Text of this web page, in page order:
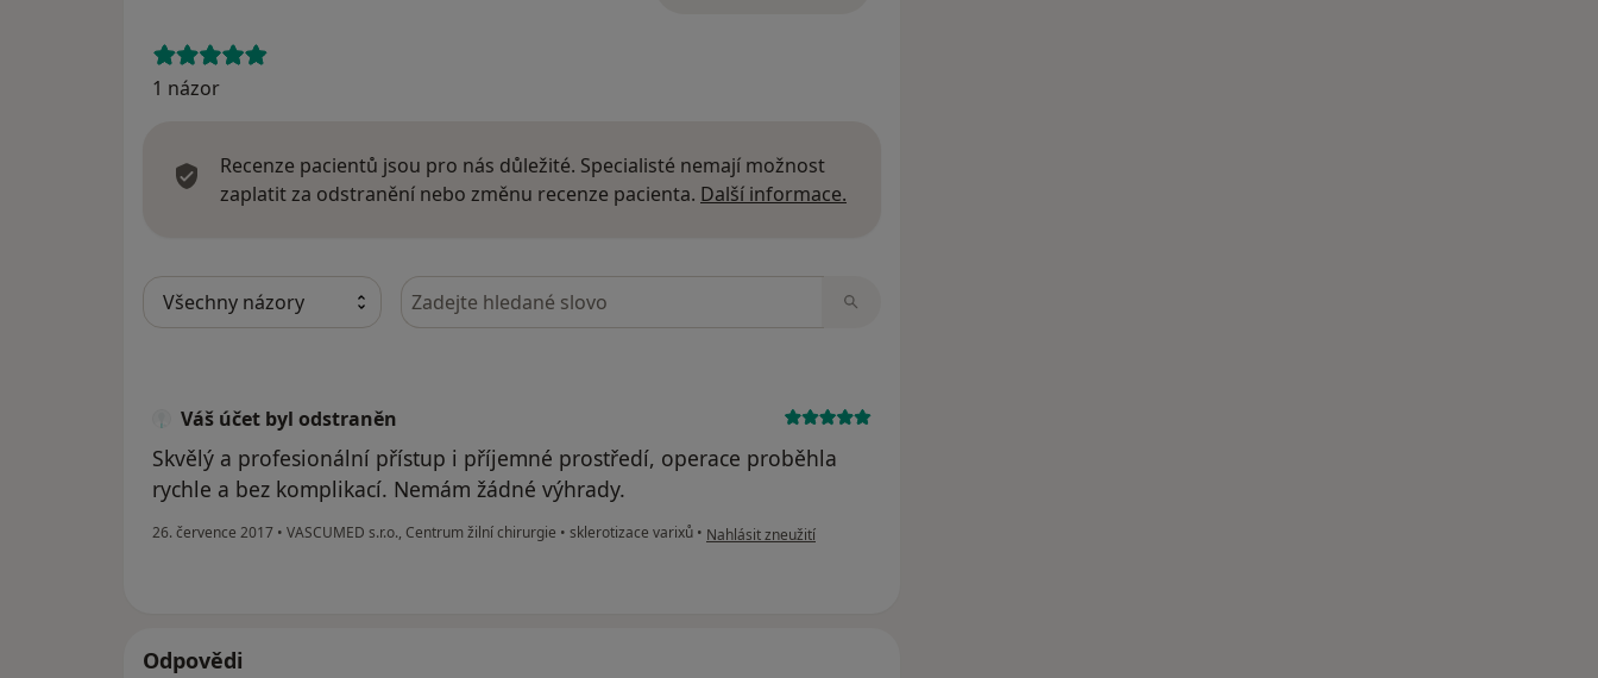
1 názor
Recenze pacientů jsou pro nás důležité. Specialisté nemají možnost
zaplatit za odstranění nebo změnu recenze pacienta. Další informace.
Hledejte v názorech
Váš účet byl odstraněn
Skvělý a profesionální přístup i příjemné prostředí, operace proběhla
rychle a bez komplikací. Nemám žádné výhrady.
26. července 2017 • VASCUMED s.r.o., Centrum žilní chirurgie • sklerotizace varixů • podle názoru uživatele Váš účet byl odstraněn
Nahlásit zneužití
Odpovědi